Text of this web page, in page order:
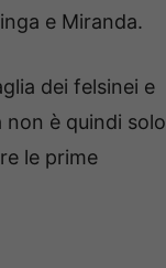
e Miranda.
dei felsinei e
non è quindi solo
le prime